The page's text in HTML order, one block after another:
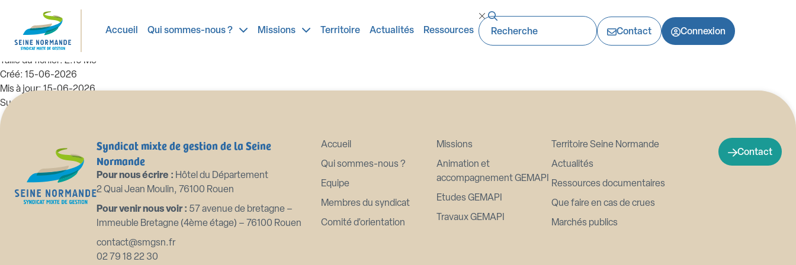
Accueil Qui sommes-nous ? Missions Territoire Actualités Ressources Contact Connexion
99_DE-2026.06.09 Autorisation de signature d'une convention de groupement de commande pour
une étude historique + annexe
Taille du fichier: 2.10 Mo
Créé: 15-06-2026
Mis à jour: 15-06-2026
Succès: 29
Syndicat mixte de gestion de la Seine
Normande
Pour nous écrire : Hôtel du Département
2 Quai Jean Moulin, 76100 Rouen
Pour venir nous voir : 57 avenue de bretagne –
Immeuble Bretagne (4ème étage) – 76100 Rouen
contact@smgsn.fr
02 79 18 22 30
Accueil
Qui sommes-nous ?
Equipe
Membres du syndicat
Comité d’orientation
Missions
Animation et
accompagnement GEMAPI
Etudes GEMAPI
Travaux GEMAPI
Territoire Seine Normande
Actualités
Ressources documentaires
Que faire en cas de crues
Marchés publics
Contact